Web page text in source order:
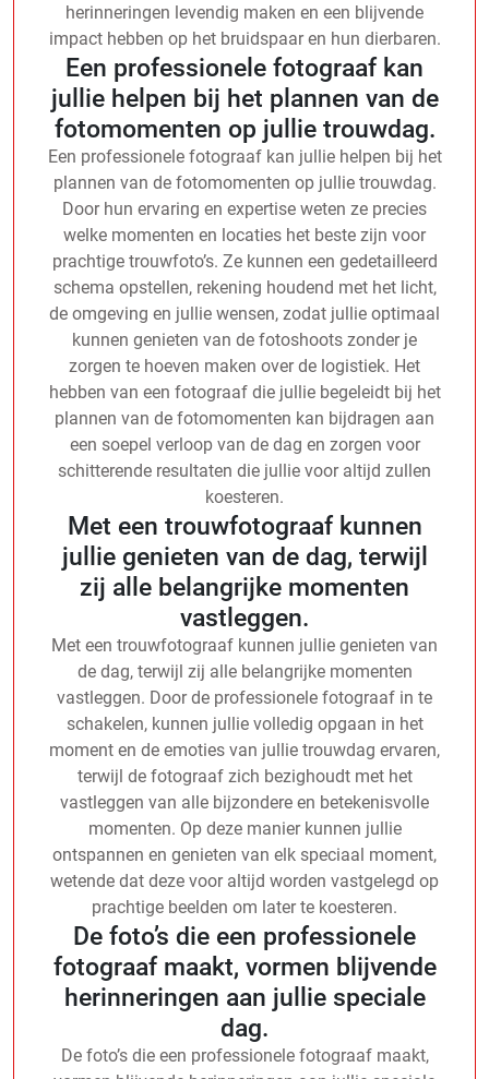
herinneringen levendig maken en een blijvende
impact hebben op het bruidspaar en hun dierbaren.
Een professionele fotograaf kan
jullie helpen bij het plannen van de
fotomomenten op jullie trouwdag.
Een professionele fotograaf kan jullie helpen bij het
plannen van de fotomomenten op jullie trouwdag.
Door hun ervaring en expertise weten ze precies
welke momenten en locaties het beste zijn voor
prachtige trouwfoto’s. Ze kunnen een gedetailleerd
schema opstellen, rekening houdend met het licht,
de omgeving en jullie wensen, zodat jullie optimaal
kunnen genieten van de fotoshoots zonder je
zorgen te hoeven maken over de logistiek. Het
hebben van een fotograaf die jullie begeleidt bij het
plannen van de fotomomenten kan bijdragen aan
een soepel verloop van de dag en zorgen voor
schitterende resultaten die jullie voor altijd zullen
koesteren.
Met een trouwfotograaf kunnen
jullie genieten van de dag, terwijl
zij alle belangrijke momenten
vastleggen.
Met een trouwfotograaf kunnen jullie genieten van
de dag, terwijl zij alle belangrijke momenten
vastleggen. Door de professionele fotograaf in te
schakelen, kunnen jullie volledig opgaan in het
moment en de emoties van jullie trouwdag ervaren,
terwijl de fotograaf zich bezighoudt met het
vastleggen van alle bijzondere en betekenisvolle
momenten. Op deze manier kunnen jullie
ontspannen en genieten van elk speciaal moment,
wetende dat deze voor altijd worden vastgelegd op
prachtige beelden om later te koesteren.
De foto’s die een professionele
fotograaf maakt, vormen blijvende
herinneringen aan jullie speciale
dag.
De foto’s die een professionele fotograaf maakt,